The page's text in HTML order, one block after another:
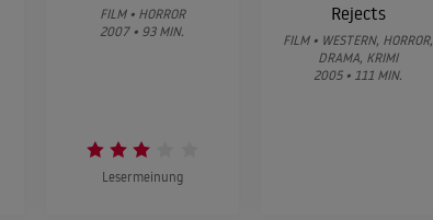
FILM • HORROR
2007 • 93 MIN.
Lesermeinung
Rejects
FILM • WESTERN, HORROR,
DRAMA, KRIMI
2005 • 111 MIN.